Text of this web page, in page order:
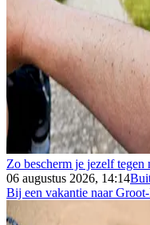
Zo bescherm je jezelf tegen
06 augustus 2026, 14:14
Bij een vakantie naar